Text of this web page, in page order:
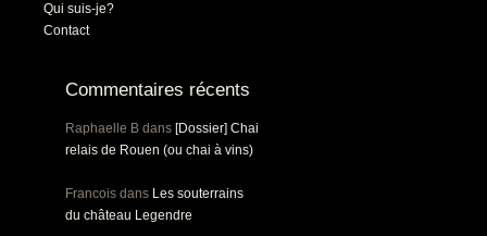
Qui suis-je?
Contact
Commentaires récents
Raphaelle B dans [Dossier] Chai
relais de Rouen (ou chai à vins)
Francois dans Les souterrains
du château Legendre